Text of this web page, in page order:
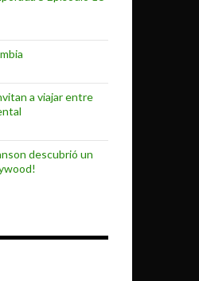
a viajar entre
descubrió un